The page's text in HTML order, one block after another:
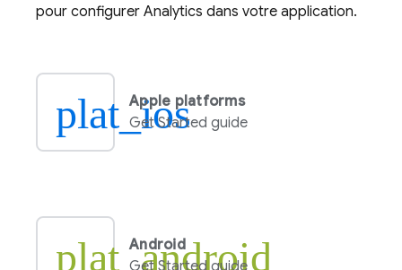
pour configurer Analytics dans votre application.
plat_ios
Apple platforms
Get Started guide
plat_android
Android
Get Started guide